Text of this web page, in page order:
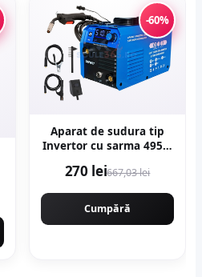
-60%
Aparat de sudura tip
Invertor cu sarma 495A,
LIFT optional) afisaj
MASH IGBT TEHNOLOGY
ULTRA HYBRID POWER,
270 lei667,03 lei
Cumpără